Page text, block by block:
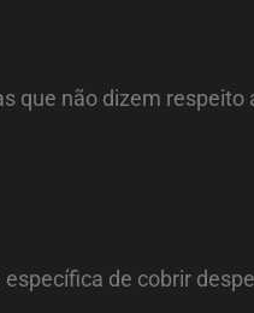
que não dizem respeito
de cobrir